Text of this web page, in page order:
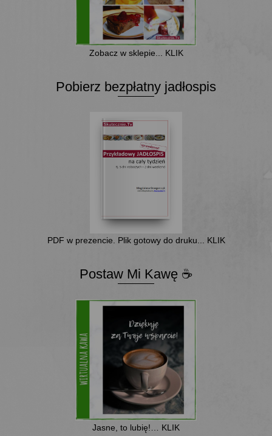
Zobacz w sklepie... KLIK
Pobierz bezpłatny jadłospis
PDF w prezencie. Plik gotowy do druku... KLIK
Postaw Mi Kawę ☕
Jasne, to lubię!… KLIK